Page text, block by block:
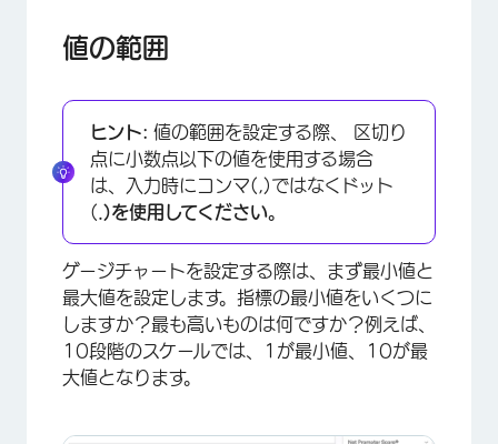
値の範囲
ヒント: 値の範囲を設定する際、 区切り
点に小数点以下の値を使用する場合
は、入力時にコンマ(,)ではなくドット
( .)を使用してください。
ゲージチャートを設定する際は、まず最小値と
最大値を設定します。指標の最小値をいくつに
しますか？最も高いものは何ですか？例えば、
10段階のスケールでは、1が最小値、10が最
大値となります。